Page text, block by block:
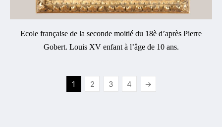
Ecole française de la seconde moitié du 18è d’après Pierre
Gobert. Louis XV enfant à l’âge de 10 ans.
1 2 3 4 →